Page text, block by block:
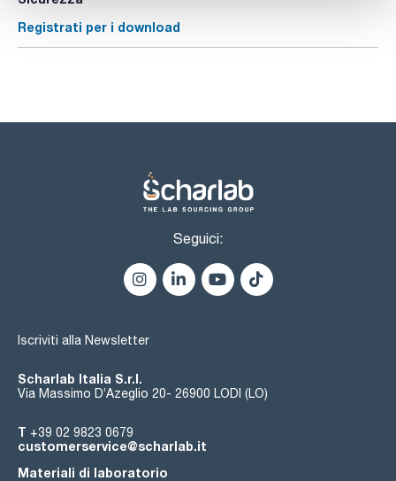
Registrati per i download
Seguici:
Iscriviti alla Newsletter
Scharlab Italia S.r.l.
Via Massimo D’Azeglio 20- 26900 LODI (LO)
T +39 02 9823 0679
customerservice@scharlab.it
Materiali di laboratorio